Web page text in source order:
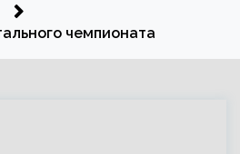
чемпионата